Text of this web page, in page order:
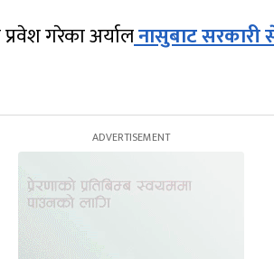
गरेका अर्यालनासुबाट सरकारी